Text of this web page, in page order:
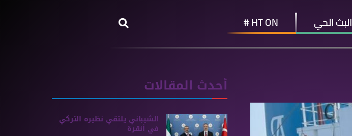
البث الحي HT ON #
أحدث المقالات
الشيباني يلتقي نظيره التركي
في أنقرة